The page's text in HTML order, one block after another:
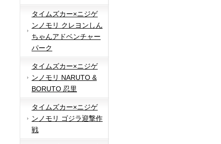
タイムズカー×ニジゲ
ンノモリ クレヨンしん
ちゃんアドベンチャー
パーク
タイムズカー×ニジゲ
ンノモリ NARUTO &
BORUTO 忍里
タイムズカー×ニジゲ
ンノモリ ゴジラ迎撃作
戦